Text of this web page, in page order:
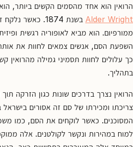
הרואין הוא אחד מהסמים הקשים ביותר,
Alder Wright
ממורפיום. הוא מביא לאופוריה רגשית
השפעת הסם, אנשים צמאים לחוות את
כך עלולים לחוות תסמיני גמילה מהרואין
בתהליך.
הרואין נצרך בדרכים שונות כגון הזרקה תוך
צריכתו ומכירתו של סם זה אסורים
המסוכנים. כאשר לוקחים את הסם, כמו
למוח במהירות ונקשר לקולטנים. אלה